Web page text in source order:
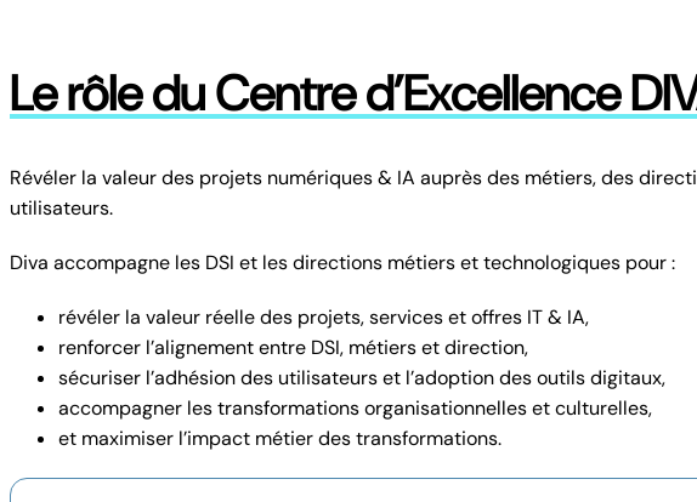
Le rôle du Centre d’Excellence
Révéler la valeur des projets numériques & IA auprès des métiers, des
utilisateurs.
Diva accompagne les DSI et les directions métiers et technologiques pour :
révéler la valeur réelle des projets, services et offres IT & IA,
renforcer l’alignement entre DSI, métiers et direction,
sécuriser l’adhésion des utilisateurs et l’adoption des outils digitaux,
accompagner les transformations organisationnelles et culturelles,
et maximiser l’impact métier des transformations.